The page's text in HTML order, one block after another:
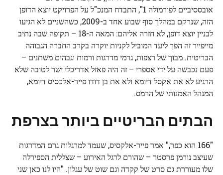
אובססיביים לפורמולה 1", התבדח המנכ"ל על הפרויקט יוצא הדופן
הזה, שנרקם במהלך סוף שבוע אחד ב-2009, כשהשניים לא הגיעו
לבניין יוצא דופן, לא חזרה אליהם: המאה ה-18 – תקופה שבה נתיב
מייפייר זה הפך ליעד המוביל לקניות יוקרה בקרב החברה הגבוהה
הבריטית. מבוך של רצפות, גרמי מדרגות ורמות וגבהים משתנים –
פעם נכבשה על ידי אספרי – זה היה פאזל אדריכלי ישר לטובה שלא
הרגיע לא את אקסל דיומא ולא את בן דודו פייר-אלכסיס דיומא,
המנהל האמנותי של הרמס.
הבתים הבריטיים ביותר בצרפת
"166 הוא כפר," אמר פייר-אלקסיס, שעמד למרגלות גרם המדרגות
שעיצב נורמן פרסטר – שהורם לרגל האירוע – שצללית הספירלה
שלו מעוררת גם סרט של קקדה וגם שוט של עגלון. "היו לנו כאן שני